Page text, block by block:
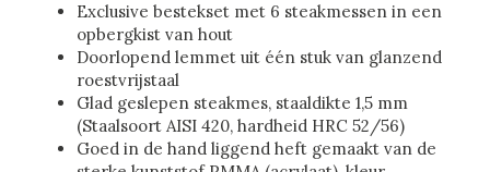
Exclusive bestekset met 6 steakmessen in een
opbergkist van hout
Doorlopend lemmet uit één stuk van glanzend
roestvrijstaal
Glad geslepen steakmes, staaldikte 1,5 mm
(Staalsoort AISI 420, hardheid HRC 52/56)
Goed in de hand liggend heft gemaakt van de